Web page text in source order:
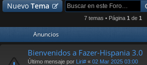
ráNuevo Tema
7 temas • Página 1 de 1
Anuncios
Bienvenidos a Fazer-Hispania 3.0
Último mensaje por Liri# « 02 Mar 2025 03:00